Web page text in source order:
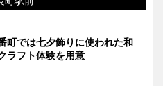
町では七夕飾りに使われた和
ラフト体験を用意